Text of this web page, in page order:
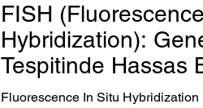
FISH
Hybridization):
Tespitinde Hassas
Fluorescence In Situ